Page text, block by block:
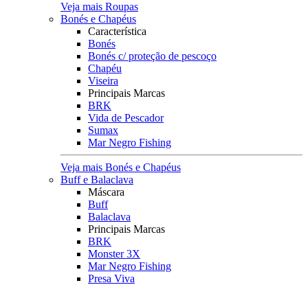
Veja mais Roupas
Bonés e Chapéus
Característica
Bonés
Bonés c/ proteção de pescoço
Chapéu
Viseira
Principais Marcas
BRK
Vida de Pescador
Sumax
Mar Negro Fishing
Veja mais Bonés e Chapéus
Buff e Balaclava
Máscara
Buff
Balaclava
Principais Marcas
BRK
Monster 3X
Mar Negro Fishing
Presa Viva